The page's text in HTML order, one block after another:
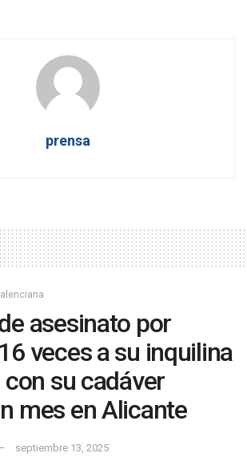
prensa
asesinato por
veces a su inquilina
su cadáver
mes en Alicante
septiembre 13, 2025